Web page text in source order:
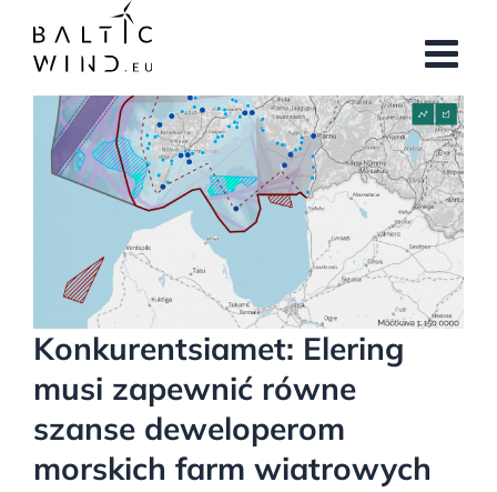
zawartości
Pokaż
większy
obrazek
Konkurentsiamet: Elering
musi zapewnić równe
szanse deweloperom
morskich farm wiatrowych